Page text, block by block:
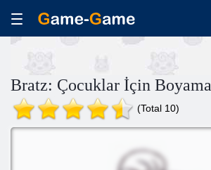
Bratz: Çocuklar İçin Boyama
(Total 10)